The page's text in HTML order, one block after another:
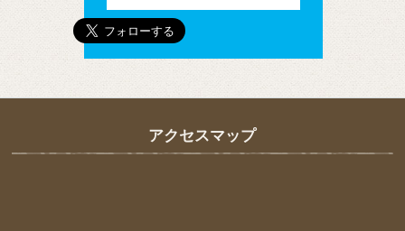
アクセスマップ